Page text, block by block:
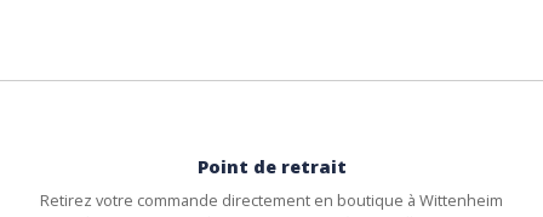
Point de retrait
Retirez votre commande directement en boutique à Wittenheim